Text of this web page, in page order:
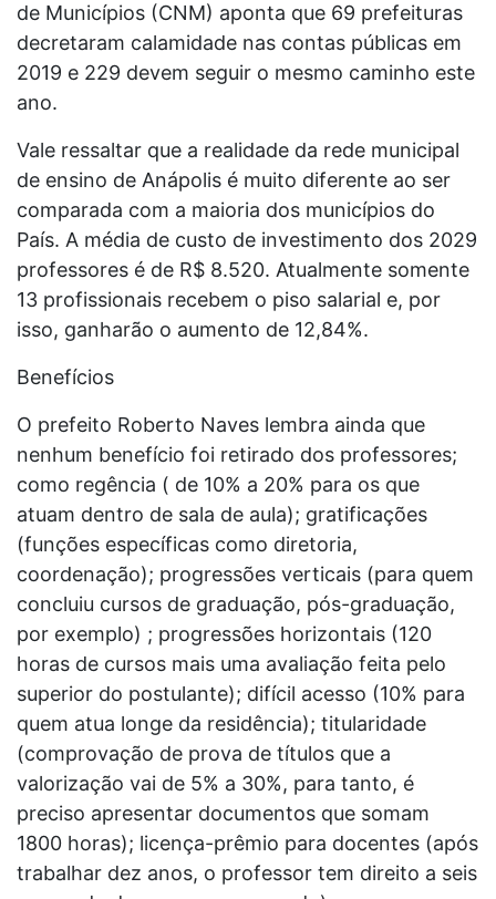
de Municípios (CNM) aponta que 69 prefeituras
decretaram calamidade nas contas públicas em
2019 e 229 devem seguir o mesmo caminho este
ano.
Vale ressaltar que a realidade da rede municipal
de ensino de Anápolis é muito diferente ao ser
comparada com a maioria dos municípios do
País. A média de custo de investimento dos 2029
professores é de R$ 8.520. Atualmente somente
13 profissionais recebem o piso salarial e, por
isso, ganharão o aumento de 12,84%.
Benefícios
O prefeito Roberto Naves lembra ainda que
nenhum benefício foi retirado dos professores;
como regência ( de 10% a 20% para os que
atuam dentro de sala de aula); gratificações
(funções específicas como diretoria,
coordenação); progressões verticais (para quem
concluiu cursos de graduação, pós-graduação,
por exemplo) ; progressões horizontais (120
horas de cursos mais uma avaliação feita pelo
superior do postulante); difícil acesso (10% para
quem atua longe da residência); titularidade
(comprovação de prova de títulos que a
valorização vai de 5% a 30%, para tanto, é
preciso apresentar documentos que somam
1800 horas); licença-prêmio para docentes (após
trabalhar dez anos, o professor tem direito a seis